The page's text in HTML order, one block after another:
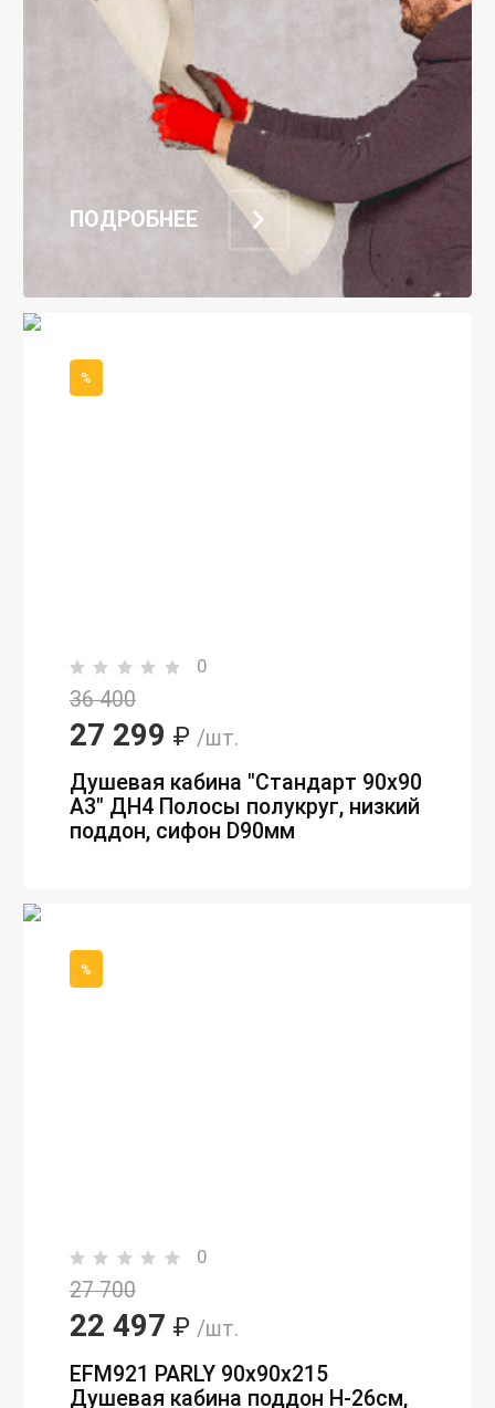
%
0
36 400
27 299 ₽ /шт.
Душевая кабина "Стандарт 90х90
А3" ДН4 Полосы полукруг, низкий
поддон, сифон D90мм
%
0
27 700
22 497 ₽ /шт.
EFM921 PARLY 90х90х215
Душевая кабина поддон H-26см,
ПОДРОБНЕЕ